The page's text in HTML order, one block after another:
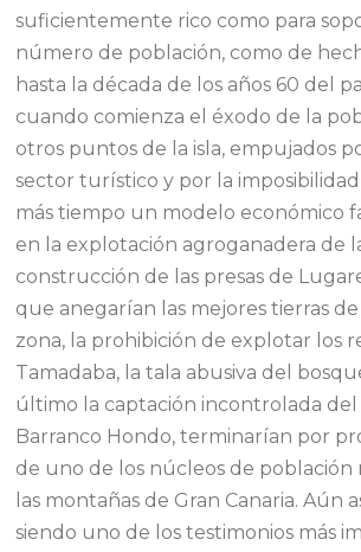
suficientemente rico como para
número de población, como de
hasta la década de los años 60 del
cuando comienza el éxodo de la
otros puntos de la isla, empujados
sector turístico y por la
más tiempo un modelo económico
en la explotación agroganadera de
construcción de las presas de
que anegarían las mejores tierras
zona, la prohibición de explotar los
Tamadaba, la tala abusiva del
último la captación incontrolada
Barranco Hondo, terminarían por
de uno de los núcleos de población
las montañas de Gran Canaria. Aún
siendo uno de los testimonios más